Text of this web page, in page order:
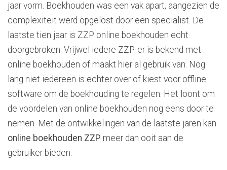
jaar vorm. Boekhouden was een vak apart, aangezien de
complexiteit werd opgelost door een specialist. De
laatste tien jaar is ZZP online boekhouden echt
doorgebroken. Vrijwel iedere ZZP-er is bekend met
online boekhouden of maakt hier al gebruik van. Nog
lang niet iedereen is echter over of kiest voor offline
software om de boekhouding te regelen. Het loont om
de voordelen van online boekhouden nog eens door te
nemen. Met de ontwikkelingen van de laatste jaren kan
online boekhouden ZZP meer dan ooit aan de
gebruiker bieden.